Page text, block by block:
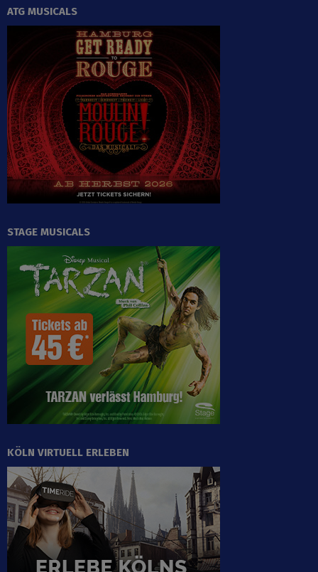
ATG MUSICALS
STAGE MUSICALS
KÖLN VIRTUELL ERLEBEN